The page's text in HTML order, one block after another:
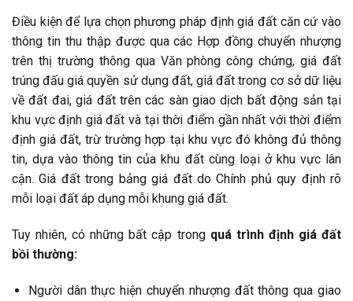
Điều kiện để lựa chọn phương pháp định giá đất căn cứ vào
thông tin thu thập được qua các Hợp đồng chuyển nhượng
trên thị trường thông qua Văn phòng công chứng, giá đất
trúng đấu giá quyền sử dụng đất, giá đất trong cơ sở dữ liệu
về đất đai, giá đất trên các sàn giao dịch bất động sản tại
khu vực định giá đất và tại thời điểm gần nhất với thời điểm
định giá đất, trừ trường hợp tại khu vực đó không đủ thông
tin, dựa vào thông tin của khu đất cùng loại ở khu vực lân
cận. Giá đất trong bảng giá đất do Chính phủ quy định rõ
mỗi loại đất áp dụng mỗi khung giá đất.
Tuy nhiên, có những bất cập trong quá trình định giá đất
bồi thường:
Người dân thực hiện chuyển nhượng đất thông qua giao